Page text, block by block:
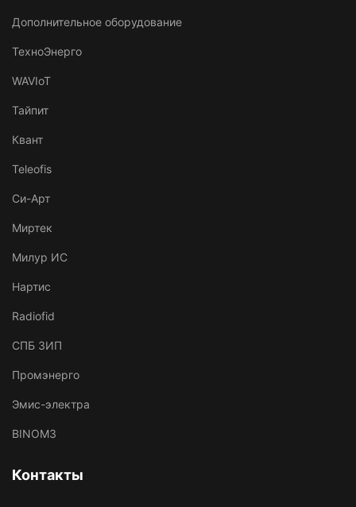
Дополнительное оборудование
ТехноЭнерго
WAVIoT
Тайпит
Квант
Teleofis
Си-Арт
Миртек
Милур ИС
Нартис
Radiofid
СПБ ЗИП
Промэнерго
Эмис-электра
BINOM3
Контакты